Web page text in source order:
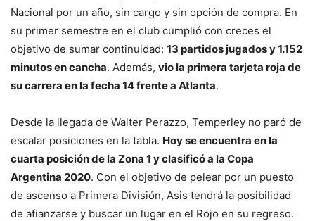
Nacional por un año, sin cargo y sin opción de compra. En
su primer semestre en el club cumplió con creces el
objetivo de sumar continuidad: 13 partidos jugados y 1.152
minutos en cancha. Además, vio la primera tarjeta roja de
su carrera en la fecha 14 frente a Atlanta.
Desde la llegada de Walter Perazzo, Temperley no paró de
escalar posiciones en la tabla. Hoy se encuentra en la
cuarta posición de la Zona 1 y clasificó a la Copa
Argentina 2020. Con el objetivo de pelear por un puesto
de ascenso a Primera División, Asis tendrá la posibilidad
de afianzarse y buscar un lugar en el Rojo en su regreso.